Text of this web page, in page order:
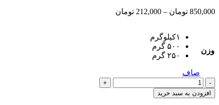
850,000 تومان –
212,000 تومان
وزن
۱کیلوگرم
۵۰۰ گرم
۲۵۰ گرم
صاف
زردچوبه
هندی
عدد
افزودن به سبد خرید